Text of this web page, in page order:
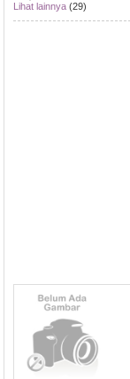
Lihat lainnya (29)